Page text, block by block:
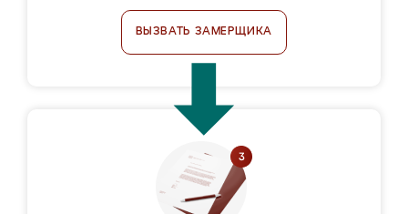
ВЫЗВАТЬ ЗАМЕРЩИКА